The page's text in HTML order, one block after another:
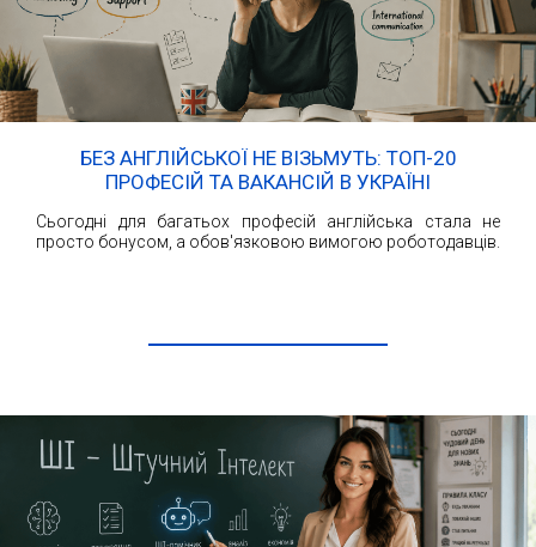
БЕЗ АНГЛІЙСЬКОЇ НЕ ВІЗЬМУТЬ: ТОП-20
ПРОФЕСІЙ ТА ВАКАНСІЙ В УКРАЇНІ
Сьогодні для багатьох професій англійська стала не
просто бонусом, а обов'язковою вимогою роботодавців.